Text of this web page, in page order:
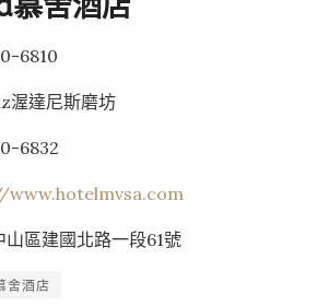
6810
達尼斯磨坊
6832
區建國北路一段61號
舍酒店